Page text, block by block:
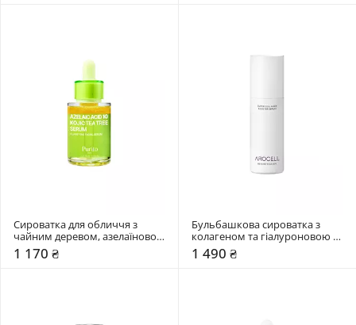
Сироватка для обличчя з
чайним деревом, азелаїновою
та коєвою кислотами Purito
Seoul 30 мл
1 170 ₴
Бульбашкова сироватка з
колагеном та гіалуроновою
кислотою Arocell 70 мл
1 490 ₴